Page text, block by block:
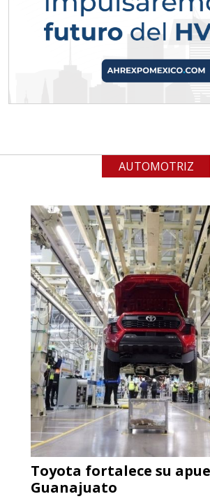
Requiere:
ALAMBRE DE
Requisitos: Garantizar
(especialmente para
Empresa en Jalisco
Requiere:
ACERO INOXIDABLE
Especificaciones:
Incluyendo grado 304.
Garantizar composición
origen adecuados
para grafito) y contar con
de calidad y gestión
Aplicar al
Empresa en Jalisco
AUTOMOTRIZ
Toyota fortalece su
Guanajuato